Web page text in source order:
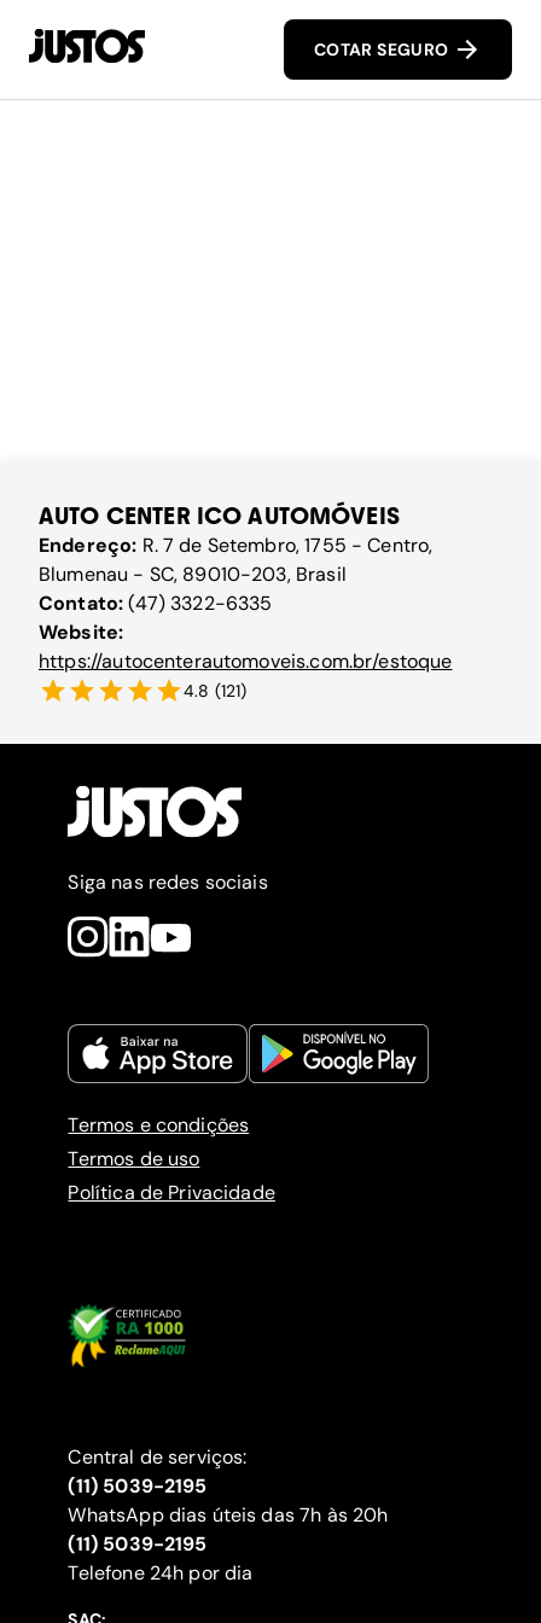
COTAR SEGURO
AUTO CENTER ICO AUTOMÓVEIS
Endereço: R. 7 de Setembro, 1755 - Centro,
Blumenau - SC, 89010-203, Brasil
Contato:(47) 3322-6335
Website:
https://autocenterautomoveis.com.br/estoque
4.8 (121)
Siga nas redes sociais
Termos e condições
Termos de uso
Política de Privacidade
Central de serviços:
(11) 5039-2195
WhatsApp dias úteis das 7h às 20h
(11) 5039-2195
‍Telefone 24h por dia